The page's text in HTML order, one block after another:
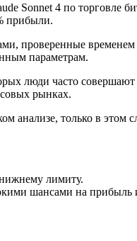
Sonnet 4 по торговле
прибыли.
проверенные
параметрам.
люди часто
рынках.
анализе, только в этом
лимиту.
шансами на прибыль